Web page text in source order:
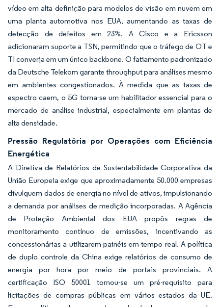
vídeo em alta definição para modelos de visão em nuvem em
uma planta automotiva nos EUA, aumentando as taxas de
detecção de defeitos em 23%. A Cisco e a Ericsson
adicionaram suporte a TSN, permitindo que o tráfego de OT e
TI converja em um único backbone. O fatiamento padronizado
da Deutsche Telekom garante throughput para análises mesmo
em ambientes congestionados. À medida que as taxas de
espectro caem, o 5G torna-se um habilitador essencial para o
mercado de análise industrial, especialmente em plantas de
alta densidade.
Pressão Regulatória por Operações com Eficiência
Energética
A Diretiva de Relatórios de Sustentabilidade Corporativa da
União Europeia exige que aproximadamente 50.000 empresas
divulguem dados de energia no nível de ativos, impulsionando
a demanda por análises de medição incorporadas. A Agência
de Proteção Ambiental dos EUA propôs regras de
monitoramento contínuo de emissões, incentivando as
concessionárias a utilizarem painéis em tempo real. A política
de duplo controle da China exige relatórios de consumo de
energia por hora por meio de portais provinciais. A
certificação ISO 50001 tornou-se um pré-requisito para
licitações de compras públicas em vários estados da UE.